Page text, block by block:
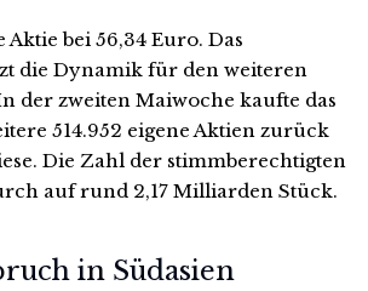
bei 56,34 Euro. Das
die Dynamik für den weiteren
der zweiten Maiwoche kaufte das
514.952 eigene Aktien zurück
Die Zahl der stimmberechtigten
auf rund 2,17 Milliarden Stück.
in Südasien